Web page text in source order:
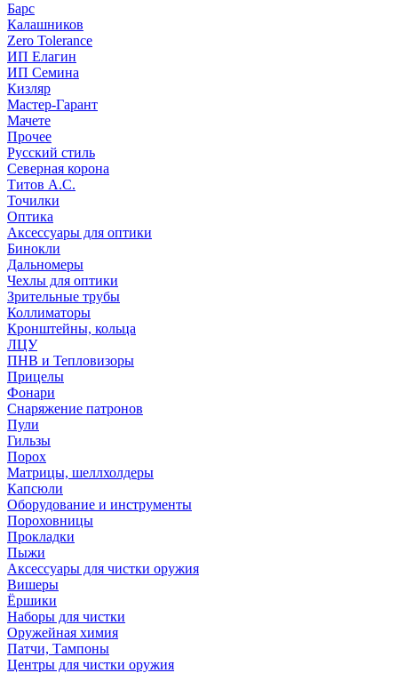
Барс
Калашников
Zero Tolerance
ИП Елагин
ИП Семина
Кизляр
Мастер-Гарант
Мачете
Прочее
Русский стиль
Северная корона
Титов А.С.
Точилки
Оптика
Аксессуары для оптики
Бинокли
Дальномеры
Чехлы для оптики
Зрительные трубы
Коллиматоры
Кронштейны, кольца
ЛЦУ
ПНВ и Тепловизоры
Прицелы
Фонари
Снаряжение патронов
Пули
Гильзы
Порох
Матрицы, шеллхолдеры
Капсюли
Оборудование и инструменты
Пороховницы
Прокладки
Пыжи
Аксессуары для чистки оружия
Вишеры
Ёршики
Наборы для чистки
Оружейная химия
Патчи, Тампоны
Центры для чистки оружия